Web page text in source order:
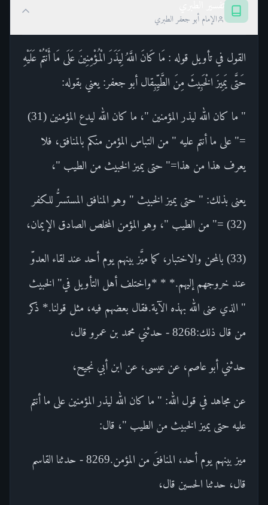
الإمام أبو جعفر الطبري
القول في تأويل قوله : مَا كَانَ اللَّهُ لِيَذَرَ الْمُؤْمِنِينَ عَلَى مَا أَنْتُمْ عَلَيْهِ
حَتَّى يَمِيزَ الْخَبِيثَ مِنَ الطَّيِّبِقال أبو جعفر: يعني بقوله:
" ما كان الله ليذر المؤمنين "، ما كان الله ليدع المؤمنين (31)
=" على ما أنتم عليه " من التباس المؤمن منكم بالمنافق، فلا
يعرف هذا من هذا=" حتى يميز الخبيث من الطيب "،
يعنى بذلك: " حتى يميز الخبيث " وهو المنافق المستسرُّ للكفر
(32) =" من الطيب "، وهو المؤمن المخلص الصادق الإيمان،
(33) بالمحن والاختبار، كما ميَّز بينهم يوم أحد عند لقاء العدوّ
عند خروجهم إليهم.* * *واختلف أهل التأويل في" الخبيث
" الذي عنى الله بهذه الآية.فقال بعضهم فيه، مثل قولنا.* ذكر
من قال ذلك:8268 - حدثني محمد بن عمرو قال،
حدثني أبو عاصم، عن عيسى، عن ابن أبي نجيح،
عن مجاهد في قول الله: " ما كان الله ليذر المؤمنين على ما أنتم
عليه حتى يميز الخبيث من الطيب "، قال:
ميز بينهم يوم أحد، المنافقَ من المؤمن.8269 - حدثنا القاسم
قال، حدثنا الحسين قال،